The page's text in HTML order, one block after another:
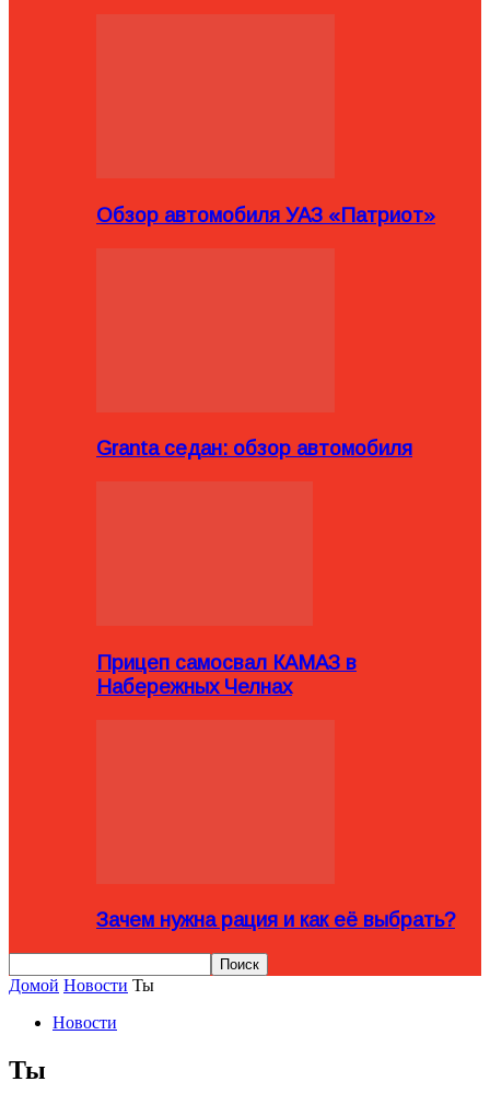
Обзор автомобиля УАЗ «Патриот»
Granta седан: обзор автомобиля
Прицеп самосвал КАМАЗ в
Набережных Челнах
Зачем нужна рация и как её выбрать?
Домой Новости Ты
Новости
Ты